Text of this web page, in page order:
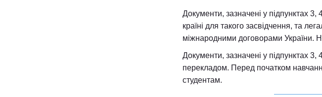
Документи, зазначені у підпунктах 3,
країні для такого засвідчення, та
міжнародними договорами України.
Документи, зазначені у підпунктах
перекладом. Перед початком
студентам.